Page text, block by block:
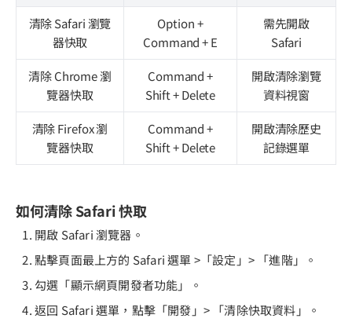
清除 Safari 瀏覽
器快取
Option +
Command + E
需先開啟
Safari
清除 Chrome 瀏
覽器快取
Command +
Shift + Delete
開啟清除瀏覽
資料視窗
清除 Firefox 瀏
覽器快取
Command +
Shift + Delete
開啟清除歷史
記錄選單
如何清除 Safari 快取
開啟 Safari 瀏覽器。
點擊頁面最上方的 Safari 選單 >「設定」> 「進階」。
勾選「顯示網頁開發者功能」。
返回 Safari 選單，點擊「開發」> 「清除快取資料」。